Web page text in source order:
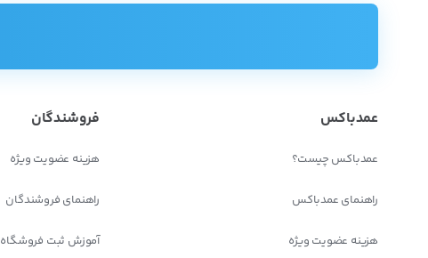
ظرفیت این دستگاه‌ 150 الی 2000 تخم نطفه‌دار
و گرمارسانی مناسب اشاره کرد که به مرغداران و پرورش‌دهندگان پرنده کمک
دستگاه جوجه‌کشی صنعتی
جوجه‌ریزی کاربرد دارد.
ویژگی‌های مهم در دستگاه‌های جوجه‌کشی
به طور کلی رطوبت از طریق قرار دادن ظرف آب در زیر
عمدباکس
عمدباکس چیست؟
راهنمای عمدباکس
هزینه عضویت ویژه
فروشندگان
هزینه عضویت ویژه
راهنمای فروشندگان
آموزش ثبت فروشگاه